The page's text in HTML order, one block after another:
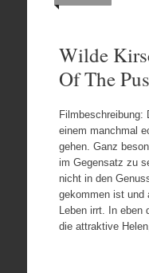
Wilde
Of The
Filmbeschreibung:
einem manchmal
gehen. Ganz
im Gegensatz zu
nicht in den
gekommen ist und
Leben irrt. In eben
die attraktive